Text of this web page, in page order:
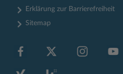
Erklärung zur Barrierefreiheit
Sitemap